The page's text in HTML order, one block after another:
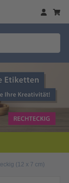
(12 x 7 cm)